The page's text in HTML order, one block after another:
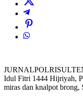
Idul Fitri 1444 Hijriyah,
miras dan knalpot brong,